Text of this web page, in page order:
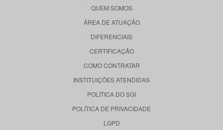
QUEM SOMOS
ÁREA DE ATUAÇÃO
DIFERENCIAIS
CERTIFICAÇÃO
COMO CONTRATAR
INSTITUIÇÕES ATENDIDAS
POLÍTICA DO SGI
POLÍTICA DE PRIVACIDADE
LGPD